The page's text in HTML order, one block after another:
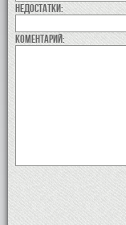
недостатки:
коментарий: